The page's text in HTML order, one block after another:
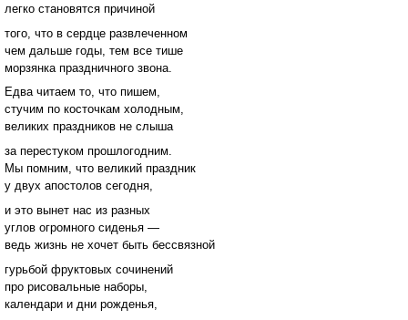
легко становятся причиной
того, что в сердце развлеченном
чем дальше годы, тем все тише
морзянка праздничного звона.
Едва читаем то, что пишем,
стучим по косточкам холодным,
великих праздников не слыша
за перестуком прошлогодним.
Мы помним, что великий праздник
у двух апостолов сегодня,
и это вынет нас из разных
углов огромного сиденья —
ведь жизнь не хочет быть бессвязной
гурьбой фруктовых сочинений
про рисовальные наборы,
календари и дни рожденья,